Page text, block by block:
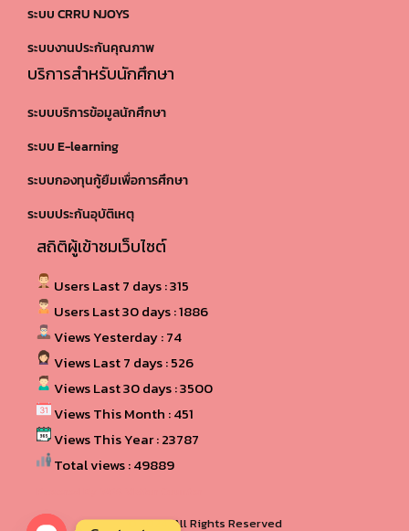
ระบบ CRRU NJOYS
ระบบงานประกันคุณภาพ
บริการสำหรับนักศึกษา
ระบบบริการข้อมูลนักศึกษา
ระบบ E-learning
ระบบกองทุนกู้ยืมเพื่อการศึกษา
ระบบประกันอุบัติเหตุ
สถิติผู้เข้าชมเว็บไซต์
Users Last 7 days : 315
Users Last 30 days : 1886
Views Yesterday : 74
Views Last 7 days : 526
Views Last 30 days : 3500
Views This Month : 451
Views This Year : 23787
Total views : 49889
© 2024, All Rights Reserved